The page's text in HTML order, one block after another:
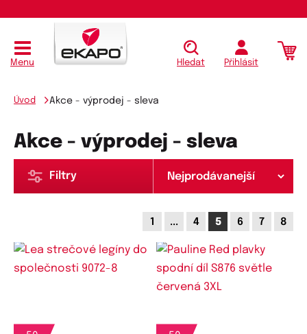
Menu Hledat Přihlásit
Úvod Akce - výprodej - sleva
Akce - výprodej - sleva
Filtry
1 ... 4 5 6 7 8